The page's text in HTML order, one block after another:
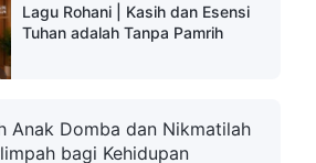
Lagu Rohani | Kasih dan Esensi
Tuhan adalah Tanpa Pamrih
Lagu Rohani | Cara
Memperlakukan Amanat Tuhan
Anak Domba dan Nikmatilah
bagi Kehidupan